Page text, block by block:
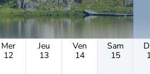
Mer
12
Jeu
13
Ven
14
Sam
15